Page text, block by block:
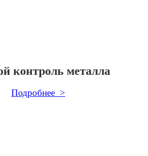
контроль металла
Подробнее >